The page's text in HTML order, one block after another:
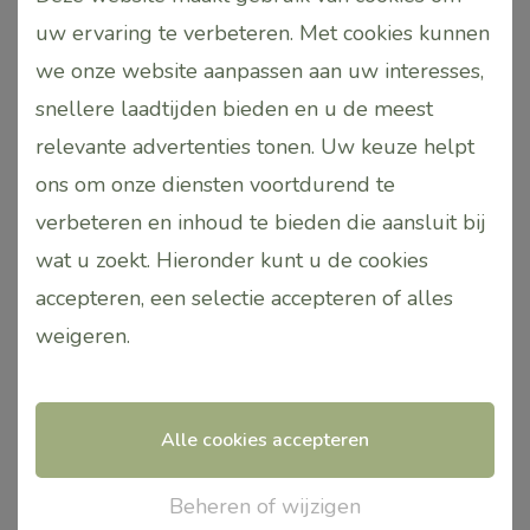
geschikt voor vrijwel ieder huidtype, ook de
gevoelige huid.
30 ml.
Gerelateerde producten
Dit
product
meerdere
Deze
uw ervaring te verbeteren. Met cookies kunnen
we onze website aanpassen aan uw interesses,
snellere laadtijden bieden en u de meest
relevante advertenties tonen. Uw keuze helpt
ons om onze diensten voortdurend te
verbeteren en inhoud te bieden die aansluit bij
wat u zoekt. Hieronder kunt u de cookies
accepteren, een selectie accepteren of alles
weigeren.
Alle cookies accepteren
Beheren of wijzigen